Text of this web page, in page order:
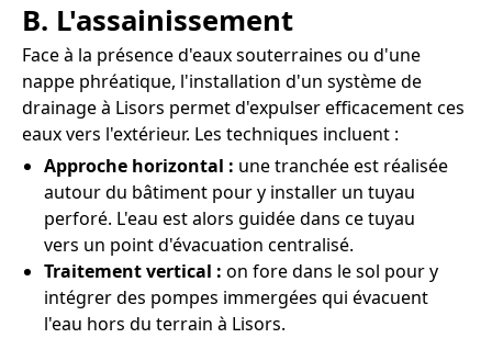
B. L'assainissement
Face à la présence d'eaux souterraines ou d'une
nappe phréatique, l'installation d'un système de
drainage à Lisors permet d'expulser efficacement ces
eaux vers l'extérieur. Les techniques incluent :
Approche horizontal : une tranchée est réalisée
autour du bâtiment pour y installer un tuyau
perforé. L'eau est alors guidée dans ce tuyau
vers un point d'évacuation centralisé.
Traitement vertical : on fore dans le sol pour y
intégrer des pompes immergées qui évacuent
l'eau hors du terrain à Lisors.